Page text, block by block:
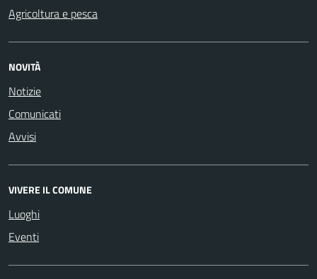
Agricoltura e pesca
NOVITÀ
Notizie
Comunicati
Avvisi
VIVERE IL COMUNE
Luoghi
Eventi